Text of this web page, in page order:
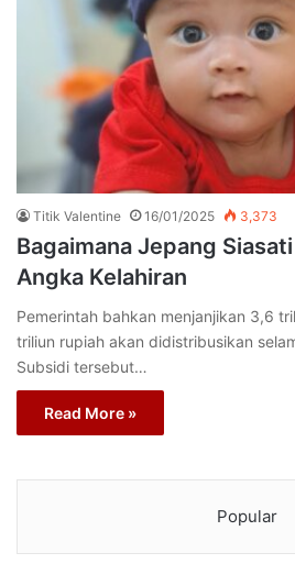
Titik Valentine 16/01/2025 3,373
Bagaimana Jepang
Angka Kelahiran
Pemerintah bahkan menjanjikan 3,6
triliun rupiah akan didistribusikan
Subsidi tersebut…
Read More »
Popular